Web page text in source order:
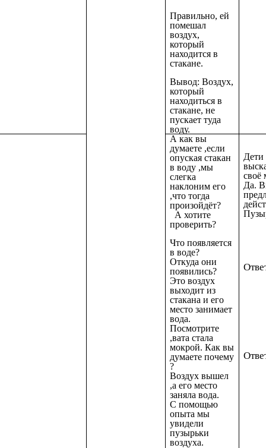
Правильно, ей
помешал
воздух,
который
находится в
стакане.
Вывод: Воздух,
который
находиться в
стакане, не
пускает туда
воду.
А как вы
думаете ,если
опуская стакан
в воду ,мы
слегка
наклоним его
,что тогда
произойдёт?
А хотите
проверить?
Что появляется
в воде?
Откуда они
появились?
Это воздух
выходит из
стакана и его
место занимает
вода.
Посмотрите
,вата стала
мокрой. Как вы
думаете почему
?
Воздух вышел
,а его место
заняла вода.
С помощью
опыта мы
увидели
пузырьки
воздуха.
Дети
своё
Да.